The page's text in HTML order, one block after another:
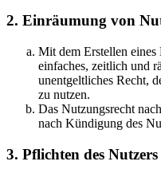
2. Einräumung von
Mit dem Erstellen eines
einfaches, zeitlich und
unentgeltliches Recht,
zu nutzen.
Das Nutzungsrecht
nach Kündigung des
3. Pflichten des Nutzers